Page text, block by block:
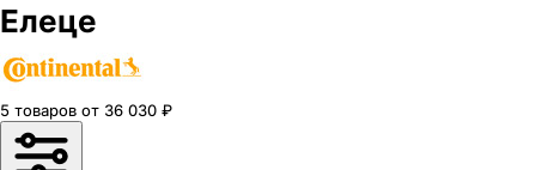
Елеце
5 товаров от 36 030 ₽